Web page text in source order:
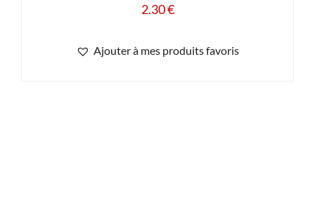
2.30€
Ajouter à mes produits favoris